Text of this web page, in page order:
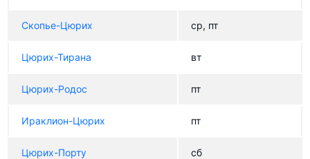
Скопье-Цюрих ср, пт
Цюрих-Тирана вт
Цюрих-Родос пт
Ираклион-Цюрих пт
Цюрих-Порту сб